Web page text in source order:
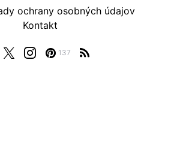
137
ochrany osobných údajov
Kontakt